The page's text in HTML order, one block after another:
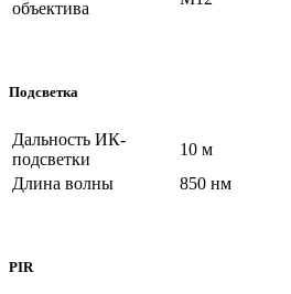
объектива
Подсветка
Дальность ИК-
подсветки
10 м
Длина волны
850 нм
PIR